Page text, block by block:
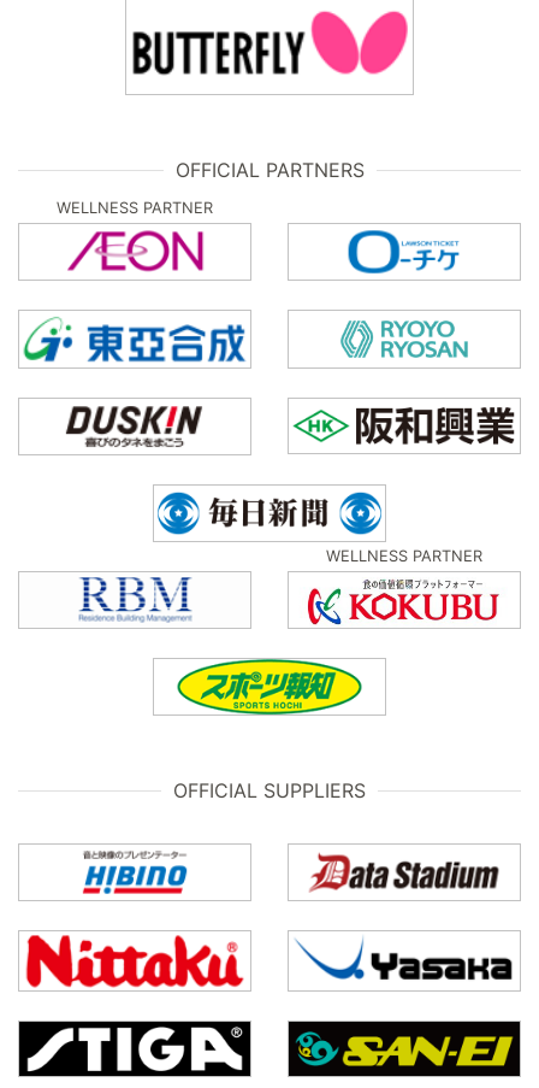
OFFICIAL PARTNERS
WELLNESS PARTNER
WELLNESS PARTNER
OFFICIAL SUPPLIERS